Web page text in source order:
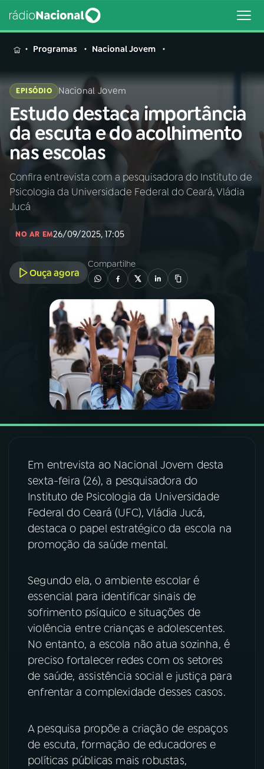
MENU
Buscar
na
Rádio
Nacional
Buscar
AO VIVO
PROGRAMAS
PODCASTS
VIDEOCASTS
08FESTIVAL DE MÚSICA
ACOMPANHE A RÁDIO NACIONAL
YouTube Facebook
Instagram X
TikTok
Programas Nacional Jovem
EPISÓDIO Nacional Jovem
Estudo destaca importância
da escuta e do acolhimento
nas escolas
Confira entrevista com a pesquisadora do Instituto de
Psicologia da Universidade Federal do Ceará, Vládia
Jucá
NO AR EM26/09/2025, 17:05
Ouça agora
Compartilhe
Em entrevista ao Nacional Jovem desta
sexta-feira (26), a pesquisadora do
Instituto de Psicologia da Universidade
Federal do Ceará (UFC), Vládia Jucá,
destaca o papel estratégico da escola na
promoção da saúde mental.
Segundo ela, o ambiente escolar é
essencial para identificar sinais de
sofrimento psíquico e situações de
violência entre crianças e adolescentes.
No entanto, a escola não atua sozinha, é
preciso fortalecer redes com os setores
de saúde, assistência social e justiça para
enfrentar a complexidade desses casos.
A pesquisa propõe a criação de espaços
de escuta, formação de educadores e
políticas públicas mais robustas,